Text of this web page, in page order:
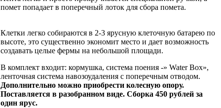
помет попадает в поперечный лоток для сбора помета.
Клетки легко собираются в 2-3 ярусную клеточную батарею по
высоте, это существенно экономит место и дает возможность
создавать целые фермы на небольшой площади.
В комплект входит: кормушка, система поения -» Water Box»,
ленточная система навозоудаления с поперечным отводом.
Дополнительно можно приобрести колесную опору.
Поставляется в разобранном виде. Сборка 450 рублей за
один ярус.